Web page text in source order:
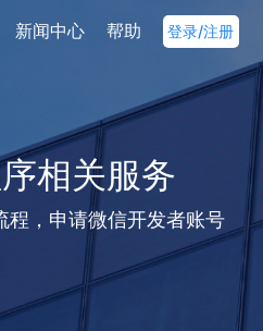
新闻中心 帮助 登录/注册
相关服务
程，申请微信开发者账号